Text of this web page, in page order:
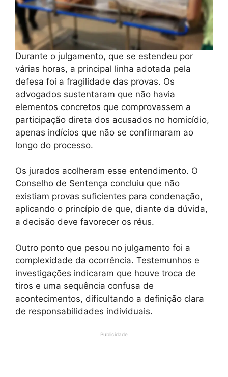
Durante o julgamento, que se estendeu por
várias horas, a principal linha adotada pela
defesa foi a fragilidade das provas. Os
advogados sustentaram que não havia
elementos concretos que comprovassem a
participação direta dos acusados no homicídio,
apenas indícios que não se confirmaram ao
longo do processo.
Os jurados acolheram esse entendimento. O
Conselho de Sentença concluiu que não
existiam provas suficientes para condenação,
aplicando o princípio de que, diante da dúvida,
a decisão deve favorecer os réus.
Outro ponto que pesou no julgamento foi a
complexidade da ocorrência. Testemunhos e
investigações indicaram que houve troca de
tiros e uma sequência confusa de
acontecimentos, dificultando a definição clara
de responsabilidades individuais.
Publicidade